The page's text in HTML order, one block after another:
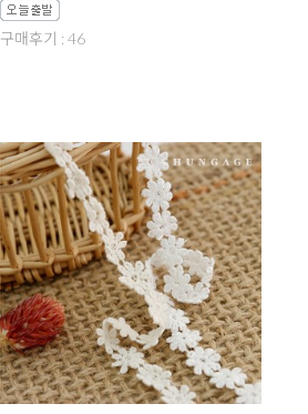
구매후기 : 46